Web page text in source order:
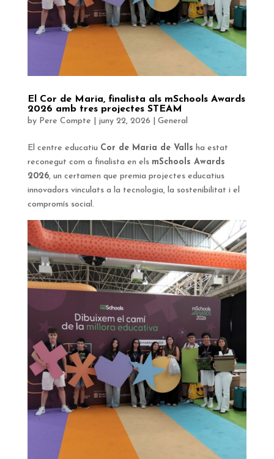
El Cor de Maria, finalista als mSchools Awards
2026 amb tres projectes STEAM
by Pere Compte juny 22, 2026 General
El centre educatiu Cor de Maria de Valls ha estat
reconegut com a finalista en els mSchools Awards
2026, un certamen que premia projectes educatius
innovadors vinculats a la tecnologia, la sostenibilitat i el
compromís social.